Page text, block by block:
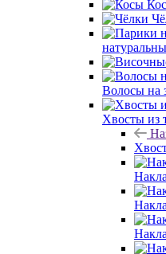
Волосы на
Хвосты из